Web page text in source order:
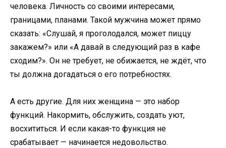
человека. Личность со своими интересами,
границами, планами. Такой мужчина может прямо
сказать: «Слушай, я проголодался, может пиццу
закажем?» или «А давай в следующий раз в кафе
сходим?». Он не требует, не обижается, не ждёт, что
ты должна догадаться о его потребностях.
А есть другие. Для них женщина — это набор
функций. Накормить, обслужить, создать уют,
восхититься. И если какая-то функция не
срабатывает — начинается недовольство.